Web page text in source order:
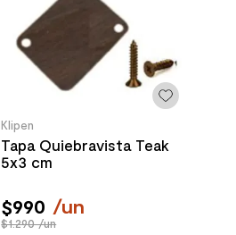
Klipen
Tapa Quiebravista Teak
5x3 cm
$990 /un
$1.290 /un